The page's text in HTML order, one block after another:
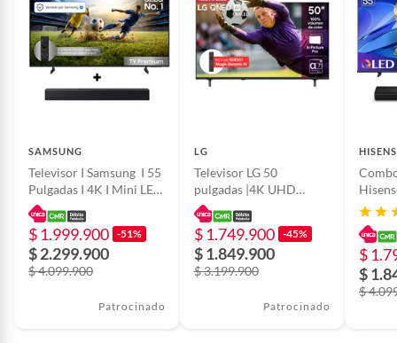
SAMSUNG
Televisor I Samsung I 55
Pulgadas I 4K I Mini LED
I 75H + BARRA
$ 1.999.900 -51%
$ 2.299.900
$ 4.099.900
Patrocinado
LG
Televisor LG 50
pulgadas |4K UHD
QNED Mini LED
|50QNED70BSA
|Incluye AI Magic
Remote
$ 1.749.900 -45%
$ 1.849.900
$ 3.199.900
Patrocinado
$
$
$